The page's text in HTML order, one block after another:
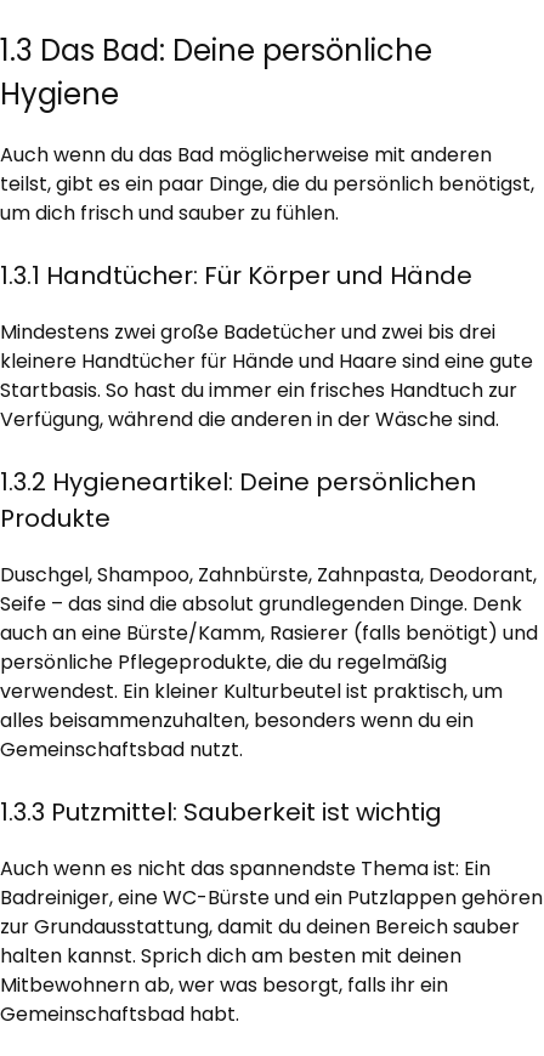
1.3 Das Bad: Deine persönliche
Hygiene
Auch wenn du das Bad möglicherweise mit anderen
teilst, gibt es ein paar Dinge, die du persönlich benötigst,
um dich frisch und sauber zu fühlen.
1.3.1 Handtücher: Für Körper und Hände
Mindestens zwei große Badetücher und zwei bis drei
kleinere Handtücher für Hände und Haare sind eine gute
Startbasis. So hast du immer ein frisches Handtuch zur
Verfügung, während die anderen in der Wäsche sind.
1.3.2 Hygieneartikel: Deine persönlichen
Produkte
Duschgel, Shampoo, Zahnbürste, Zahnpasta, Deodorant,
Seife – das sind die absolut grundlegenden Dinge. Denk
auch an eine Bürste/Kamm, Rasierer (falls benötigt) und
persönliche Pflegeprodukte, die du regelmäßig
verwendest. Ein kleiner Kulturbeutel ist praktisch, um
alles beisammenzuhalten, besonders wenn du ein
Gemeinschaftsbad nutzt.
1.3.3 Putzmittel: Sauberkeit ist wichtig
Auch wenn es nicht das spannendste Thema ist: Ein
Badreiniger, eine WC-Bürste und ein Putzlappen gehören
zur Grundausstattung, damit du deinen Bereich sauber
halten kannst. Sprich dich am besten mit deinen
Mitbewohnern ab, wer was besorgt, falls ihr ein
Gemeinschaftsbad habt.